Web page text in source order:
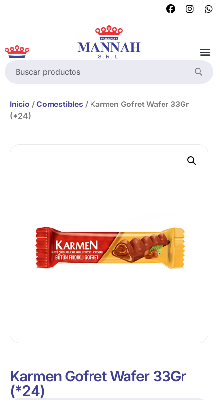
Inicio / Comestibles / Karmen Gofret Wafer 33Gr
(*24)
Karmen Gofret Wafer 33Gr
(*24)